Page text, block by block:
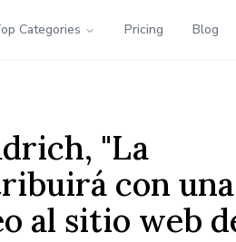
Categories Pricing Blog
"La
con una
al sitio web